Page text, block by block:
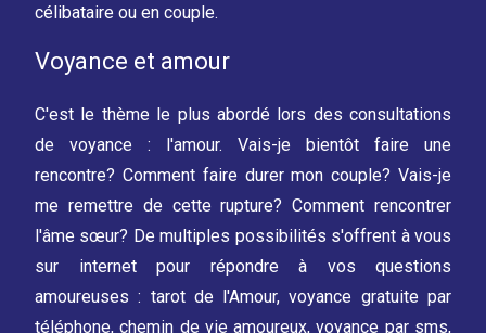
célibataire ou en couple.
Voyance et amour
C'est le thème le plus abordé lors des consultations
de voyance : l'amour. Vais-je bientôt faire une
rencontre? Comment faire durer mon couple? Vais-je
me remettre de cette rupture? Comment rencontrer
l'âme sœur? De multiples possibilités s'offrent à vous
sur internet pour répondre à vos questions
amoureuses : tarot de l'Amour, voyance gratuite par
téléphone, chemin de vie amoureux, voyance par sms,